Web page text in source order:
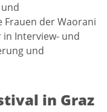
der Waorani
in Interview- und
und
in Graz